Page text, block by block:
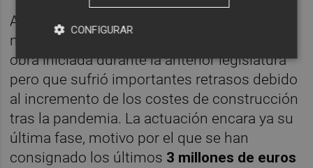
Al mismo tiempo, Sanidad ejecuta las
nuevasUrgencias del Hospital General
obra iniciada durante la anterior legislatura
pero que sufrió importantes retrasos debido
al incremento de los costes de construcción
tras la pandemia. La actuación encara ya su
última fase, motivo por el que se han
consignado los últimos 3 millones de euros
CONFIGURAR